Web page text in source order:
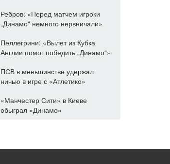
Ребров: «Перед матчем игроки
„Динамо“ немного нервничали»
Пеллегрини: «Вылет из Кубка
Англии помог победить „Динамо“»
ПСВ в меньшинстве удержал
ничью в игре с «Атлетико»
«Манчестер Сити» в Киеве
обыграл «Динамо»